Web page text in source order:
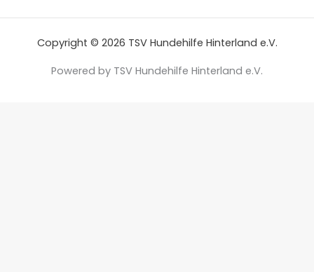
Copyright © 2026 TSV Hundehilfe Hinterland e.V.
Powered by TSV Hundehilfe Hinterland e.V.